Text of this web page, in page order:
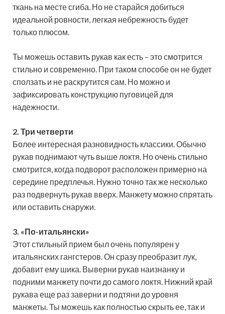
ткань на месте сгиба. Но не старайся добиться
идеальной ровности, легкая небрежность будет
только плюсом.
Ты можешь оставить рукав как есть – это смотрится
стильно и современно. При таком способе он не будет
сползать и не раскрутится сам. Но можно и
зафиксировать конструкцию пуговицей для
надежности.
2. Три четверти
Более интересная разновидность классики. Обычно
рукав поднимают чуть выше локтя. Но очень стильно
смотрится, когда подворот расположен примерно на
середине предплечья. Нужно точно так же несколько
раз подвернуть рукав вверх. Манжету можно спрятать
или оставить снаружи.
3. «По-итальянски»
Этот стильный прием был очень популярен у
итальянских гангстеров. Он сразу преобразит лук,
добавит ему шика. Выверни рукав наизнанку и
подними манжету почти до самого локтя. Нижний край
рукава еще раз заверни и подтяни до уровня
манжеты. Ты можешь как полностью скрыть ее, так и